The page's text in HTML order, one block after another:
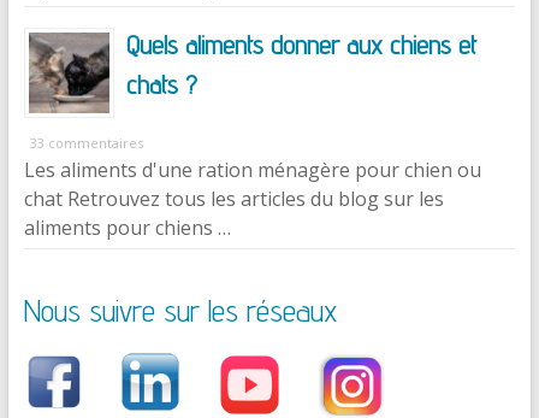
Quels aliments donner aux chiens et
chats ?
33 commentaires
Les aliments d'une ration ménagère pour chien ou
chat Retrouvez tous les articles du blog sur les
aliments pour chiens …
Nous suivre sur les réseaux